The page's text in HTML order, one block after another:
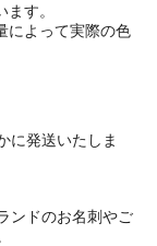
す。
によって実際の色
に発送いたしま
ンドのお名刺やご